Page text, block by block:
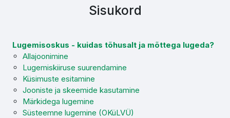
Sisukord
Lugemisoskus - kuidas tõhusalt ja mõttega lugeda?
Allajoonimine
Lugemiskiiruse suurendamine
Küsimuste esitamine
Jooniste ja skeemide kasutamine
Märkidega lugemine
Süsteemne lugemine (OKüLVÜ)